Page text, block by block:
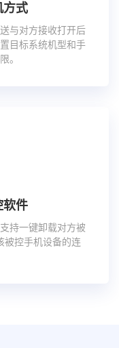
方式
与对方接收打开后
目标系统机型和手
。
软件
持一键卸载对方被
被控手机设备的连